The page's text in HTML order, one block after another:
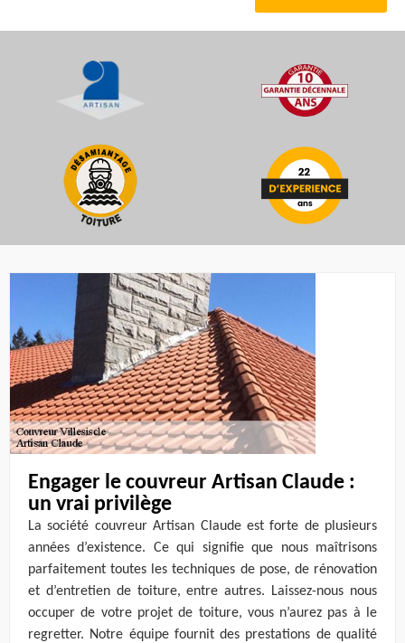
Engager le couvreur Artisan Claude :
un vrai privilège
La société couvreur Artisan Claude est forte de plusieurs
années d’existence. Ce qui signifie que nous maîtrisons
parfaitement toutes les techniques de pose, de rénovation
et d’entretien de toiture, entre autres. Laissez-nous nous
occuper de votre projet de toiture, vous n’aurez pas à le
regretter. Notre équipe fournit des prestations de qualité